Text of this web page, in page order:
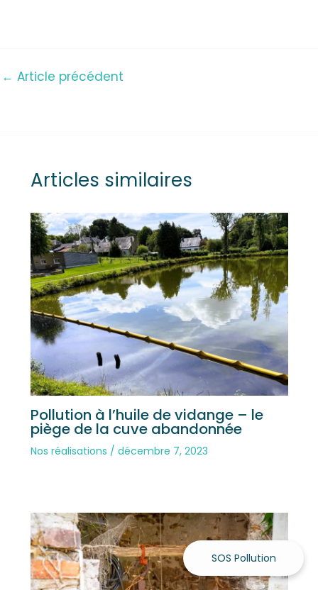
← Article précédent
Articles similaires
Pollution à l’huile de vidange – le
piège de la cuve abandonnée
Nos réalisations / décembre 7, 2023
SOS Pollution